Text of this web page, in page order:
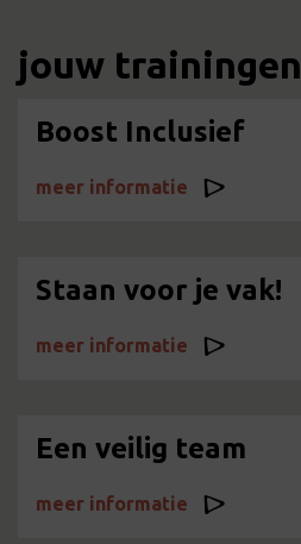
jouw trainingen
Boost Inclusief
meer informatie
Staan voor je vak!
meer informatie
Een veilig team
meer informatie